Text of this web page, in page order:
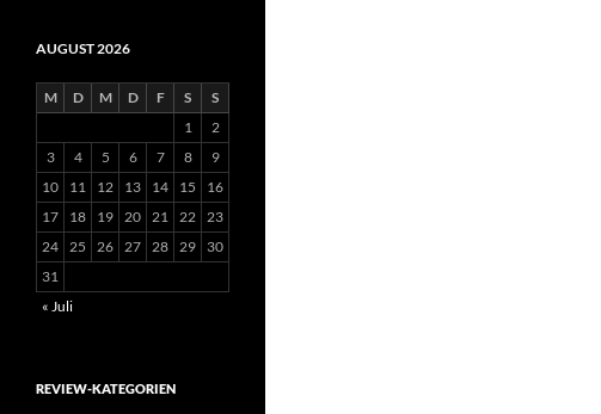
AUGUST 2026
M D M D F S
S
1
2
3
4 5 6 7 8
9
10
11 12 13 14 15
16
17
18 19 20 21 22 23
24 25 26 27 28 29
30
31
« Juli
REVIEW-KATEGORIEN